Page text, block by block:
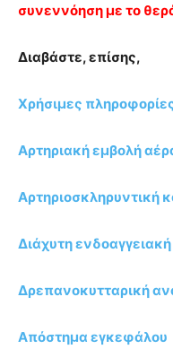
συνεννόηση με το
Διαβάστε, επίσης,
Χρήσιμες
Αρτηριακή εμβολή
Αρτηριοσκληρυντική
Διάχυτη
Δρεπανοκυτταρική
Απόστημα εγκεφάλου